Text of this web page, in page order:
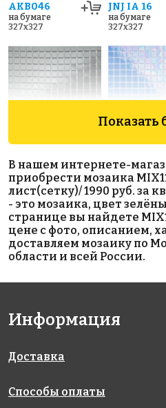
AKB046
на бумаге
327x327
JNJ IA 16
на бумаге
327x327
AKB003
на бумаге
327x327
AKB019
на бумаге
327x327
3650 руб./м²
327x327
3925 руб./м²
Показать
В нашем интернете-
приобрести мозаика
лист(сетку)/ 1990 руб. за
- это мозаика, цвет
странице вы найдете
цене с фото, описанием,
доставляем мозаику по
области и всей России.
Информация
Доставка
Способы оплаты